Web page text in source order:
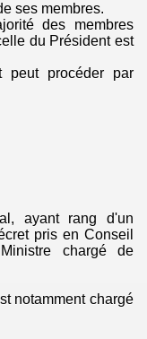
ses membres.
des membres
du Président est
peut procéder par
ayant rang d'un
pris en Conseil
chargé de
notamment chargé